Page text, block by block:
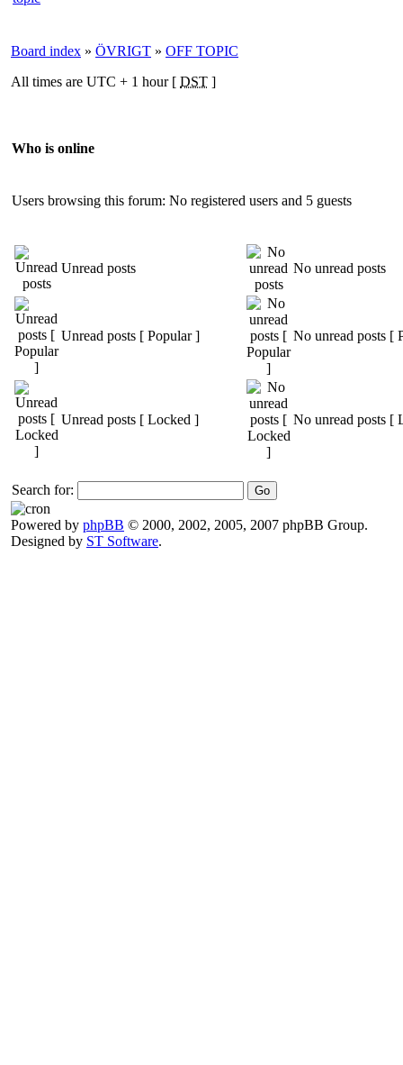
Board index » ÖVRIGT » OFF TOPIC
All times are UTC + 1 hour [ DST ]
Who is online
Users browsing this forum: No registered users and 5 guests
Unread posts No unread posts
Unread posts [ Popular ] No unread posts [
Unread posts [ Locked ] No unread posts [
Search for:
Powered by phpBB © 2000, 2002, 2005, 2007 phpBB Group.
Designed by ST Software.